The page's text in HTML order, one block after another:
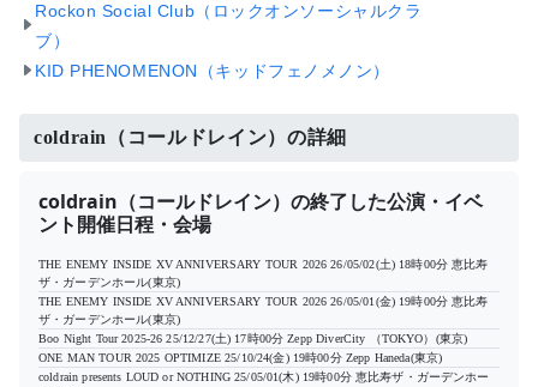
Rockon Social Club（ロックオンソーシャルクラ
ブ）
KID PHENOMENON（キッドフェノメノン）
coldrain（コールドレイン）の詳細
coldrain（コールドレイン）の終了した公演・イベ
ント開催日程・会場
THE ENEMY INSIDE XV ANNIVERSARY TOUR 2026 26/05/02(土) 18時00分 恵比寿
ザ・ガーデンホール(東京)
THE ENEMY INSIDE XV ANNIVERSARY TOUR 2026 26/05/01(金) 19時00分 恵比寿
ザ・ガーデンホール(東京)
Boo Night Tour 2025-26 25/12/27(土) 17時00分 Zepp DiverCity （TOKYO）(東京)
ONE MAN TOUR 2025 OPTIMIZE 25/10/24(金) 19時00分 Zepp Haneda(東京)
coldrain presents LOUD or NOTHING 25/05/01(木) 19時00分 恵比寿ザ・ガーデンホー